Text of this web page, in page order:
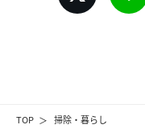
TOP 掃除・暮らし